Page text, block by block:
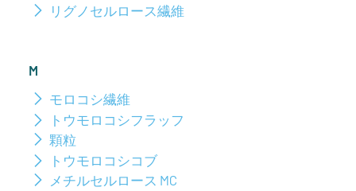
リグノセルロース繊維
M
モロコシ繊維
トウモロコシフラッフ
顆粒
トウモロコシコブ
メチルセルロース MC